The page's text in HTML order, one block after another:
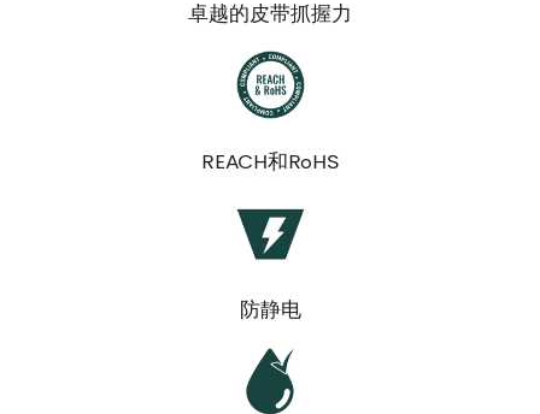
卓越的皮带抓握力
REACH和RoHS
防静电